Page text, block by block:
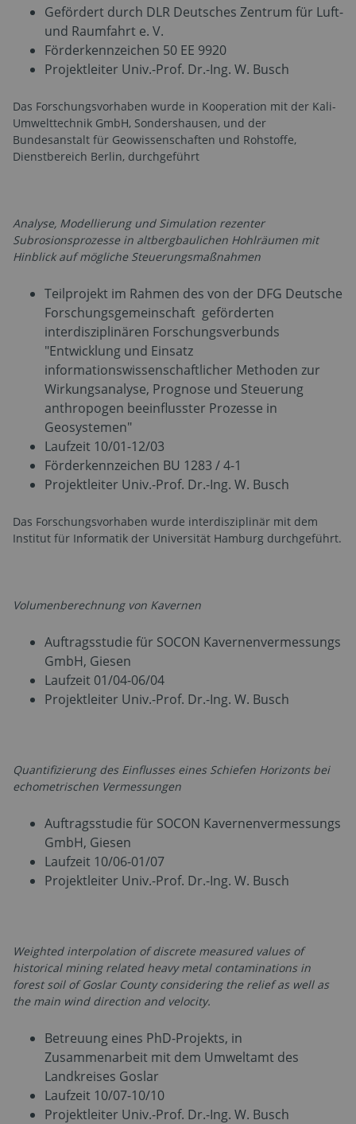
Gefördert durch DLR Deutsches Zentrum für Luft-
und Raumfahrt e. V.
Förder­kenn­zeichen 50 EE 9920
Projektleiter Univ.-Prof. Dr.-Ing. W. Busch
Das Forschungsvorhaben wurde in Kooperation mit der Kali-
Umwelttechnik GmbH, Sondershausen, und der
Bundesanstalt für Geowissenschaften und Rohstoffe,
Dienstbereich Berlin, durchgeführt
Analyse, Modellierung und Simulation rezenter
Subrosionsprozesse in altbergbaulichen Hohlräumen mit
Hinblick auf mögliche Steuerungsmaßnahmen
Teilprojekt im Rahmen des von der DFG Deutsche
Forschungsgemeinschaft geförderten
interdisziplinären Forschungsverbunds
"Entwicklung und Einsatz
informationswissenschaftlicher Methoden zur
Wirkungsanalyse, Prognose und Steuerung
anthropogen beeinflusster Prozesse in
Geosystemen"
Laufzeit 10/01-12/03
Förderkennzeichen BU 1283 / 4-1
Projektleiter Univ.-Prof. Dr.-Ing. W. Busch
Das Forschungsvorhaben wurde interdisziplinär mit dem
Institut für Informatik der Universität Hamburg durchgeführt.
Volumenberechnung von Kavernen
Auftragsstudie für SOCON Kavernenvermessungs
GmbH, Giesen
Laufzeit 01/04-06/04
Projektleiter Univ.-Prof. Dr.-Ing. W. Busch
Quantifizierung des Einflusses eines Schiefen Horizonts bei
echometrischen Vermessungen
Auftragsstudie für SOCON Kavernenvermessungs
GmbH, Giesen
Laufzeit 10/06-01/07
Projektleiter Univ.-Prof. Dr.-Ing. W. Busch
Weighted interpolation of discrete measured values of
historical mining related heavy metal contaminations in
forest soil of Goslar County considering the relief as well as
the main wind direction and velocity.
Betreuung eines PhD-Projekts, in
Zusammenarbeit mit dem Umweltamt des
Landkreises Goslar
Laufzeit 10/07-10/10
Projektleiter Univ.-Prof. Dr.-Ing. W. Busch